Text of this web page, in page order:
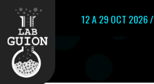
12 A 29 OCT 2026 /